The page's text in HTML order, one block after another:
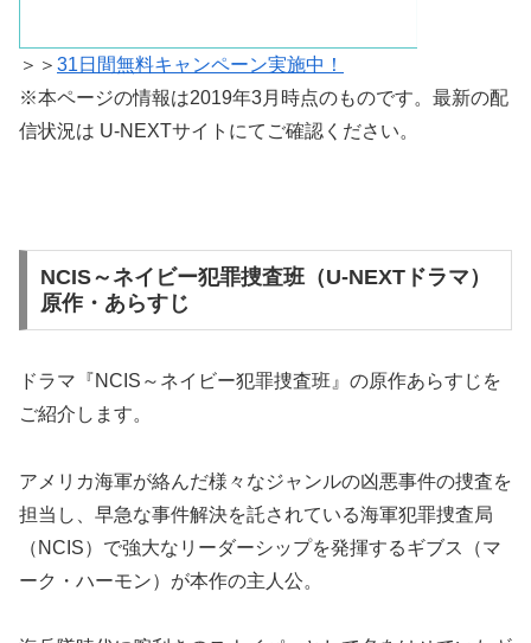
＞＞ 31日間無料キャンペーン実施中！
※本ページの情報は2019年3月時点のものです。最新の配
信状況は U-NEXTサイトにてご確認ください。
NCIS～ネイビー犯罪捜査班（U-NEXTドラマ）
原作・あらすじ
ドラマ『NCIS～ネイビー犯罪捜査班』の原作あらすじを
ご紹介します。
アメリカ海軍が絡んだ様々なジャンルの凶悪事件の捜査を
担当し、早急な事件解決を託されている海軍犯罪捜査局
（NCIS）で強大なリーダーシップを発揮するギブス（マ
ーク・ハーモン）が本作の主人公。